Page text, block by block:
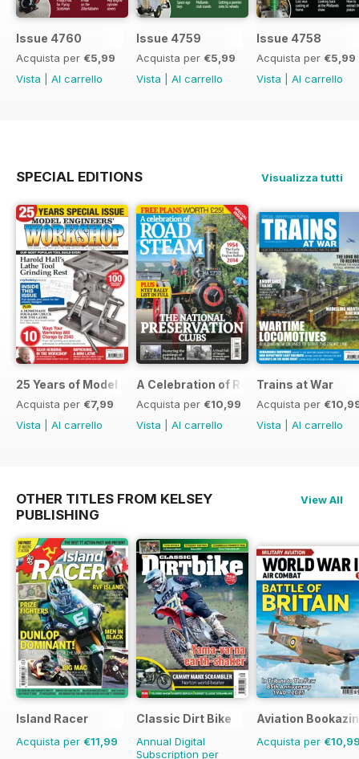
Issue 4760
Acquista per €5,99
Vista
Al carrello
Issue 4759
Acquista per €5,99
Vista
Al carrello
Issue 4758
Acquista per €5,99
Vista
Al carrello
SPECIAL EDITIONS Visualizza tutti
25 Years of Model Engineers Workshop Special
Acquista per €7,99
Vista
Al carrello
A Celebration of Road Steam
Acquista per €10,99
Vista
Al carrello
Trains at War
Acquista per
Vista
Al carrello
OTHER TITLES FROM KELSEY
PUBLISHING
View All
Island Racer
Acquista per €11,99
Classic Dirt Bike
Annual Digital
Subscription per
Aviation
Acquista per